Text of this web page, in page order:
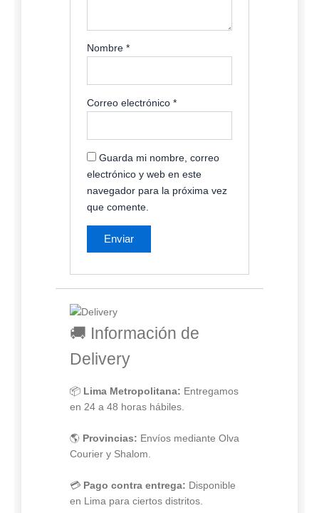
Nombre*
Correo electrónico*
Guarda mi nombre, correo
electrónico y web en este
navegador para la próxima vez
que comente.
🚚 Información de
Delivery
📦 Lima Metropolitana: Entregamos
en 24 a 48 horas hábiles.
🌎 Provincias: Envíos mediante Olva
Courier y Shalom.
💳 Pago contra entrega: Disponible
en Lima para ciertos distritos.